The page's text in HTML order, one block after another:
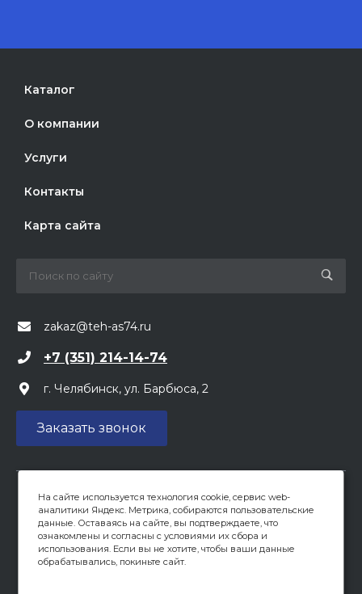
Каталог
О компании
Услуги
Контакты
Карта сайта
zakaz@teh-as74.ru
+7 (351) 214-14-74
г. Челябинск, ул. Барбюса, 2
Заказать звонок
Вся предоставленная на сайте информация, касающаяся
цен, носит информационный характер и не является
публичной офертой, определяемой положениями ст 437
(2) ГК РФ. Опубликованная на данном сайте информация
может быть изменена в любое время без
На сайте используется технология cookie, сервис web-
аналитики Яндекс. Метрика, собираются пользовательские
данные. Оставаясь на сайте, вы подтверждаете, что
ознакомлены и согласны с условиями их сбора и
использования. Если вы не хотите, чтобы ваши данные
обрабатывались, покиньте сайт.